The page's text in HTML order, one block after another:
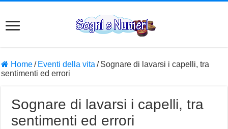
Home/ Eventi della vita / Sognare di lavarsi i capelli, tra
sentimenti ed errori
Sognare di lavarsi i capelli, tra
sentimenti ed errori